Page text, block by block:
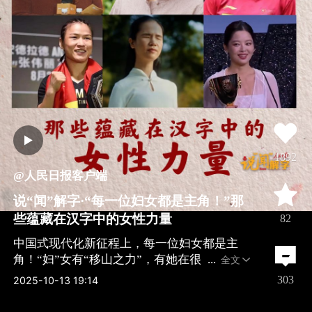
@人民日报客户端
说“闻”解字·“每一位妇女都是主角！”那
些蕴藏在汉字中的女性力量
中国式现代化新征程上，每一位妇女都是主
角！“妇”女有“移山之力”，有她在很
全文
2025-10-13 19:14
1892
82
303